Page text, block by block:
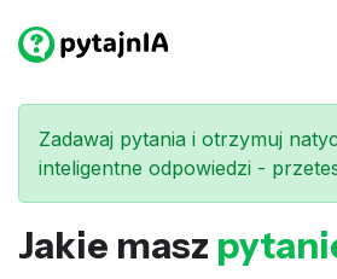
Zadawaj pytania i otrzymuj
inteligentne odpowiedzi -
Jakie masz